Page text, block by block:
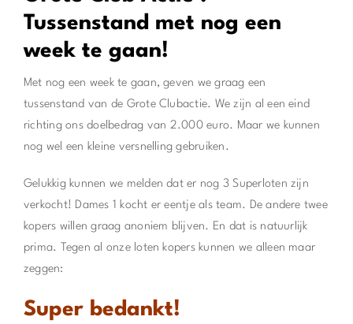
Tussenstand met nog een
week te gaan!
Met nog een week te gaan, geven we graag een
tussenstand van de Grote Clubactie. We zijn al een eind
richting ons doelbedrag van 2.000 euro. Maar we kunnen
nog wel een kleine versnelling gebruiken.
Gelukkig kunnen we melden dat er nog 3 Superloten zijn
verkocht! Dames 1 kocht er eentje als team. De andere twee
kopers willen graag anoniem blijven. En dat is natuurlijk
prima. Tegen al onze loten kopers kunnen we alleen maar
zeggen:
Super bedankt!